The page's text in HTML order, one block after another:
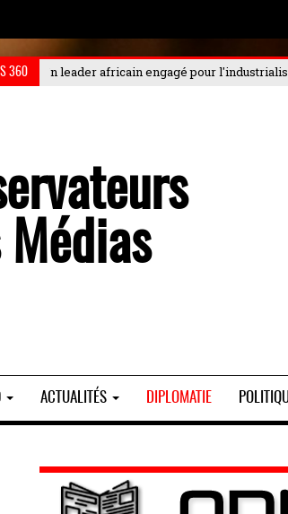
360 durable au Choiseul: Le Choiseul
Médias
ACTUALITÉS DIPLOMATIE